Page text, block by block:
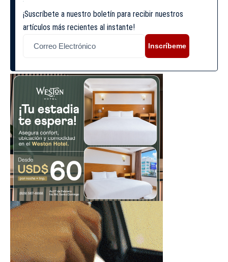
¡Suscríbete a nuestro boletín para recibir nuestros
artículos más recientes al instante!
Inscríbeme